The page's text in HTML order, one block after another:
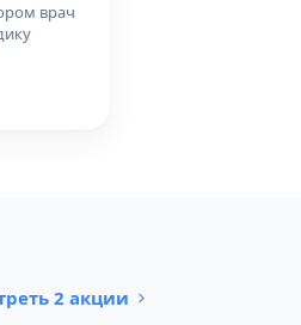
врач
2 акции